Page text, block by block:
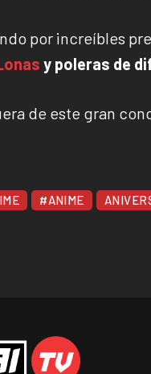
por increíbles
y poleras de
de este gran
#ANIME